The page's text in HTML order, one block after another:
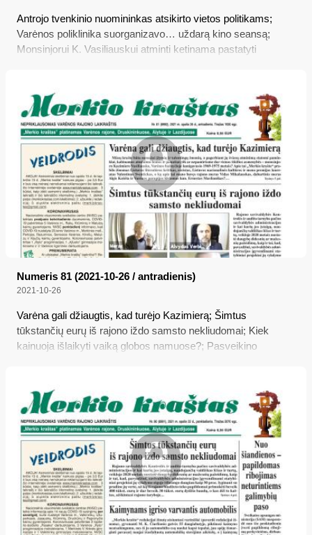
Antrojo tvenkinio nuomininkas atsikirto vietos politikams;
Varėnos poliklinika suorganizavo… uždarą kino seansą;
Monsinjorui K. Vasiliauskui atminti ketinama pastatyti
Numeris 81 (2021-10-26 / antradienis)
2021-10-26
Varėna gali džiaugtis, kad turėjo Kazimierą; Šimtus
tūkstančių eurų iš rajono iždo samsto nekliudomai; Kiek
kainuoja išlaikyti vaiką globos namuose?; Pasveikino